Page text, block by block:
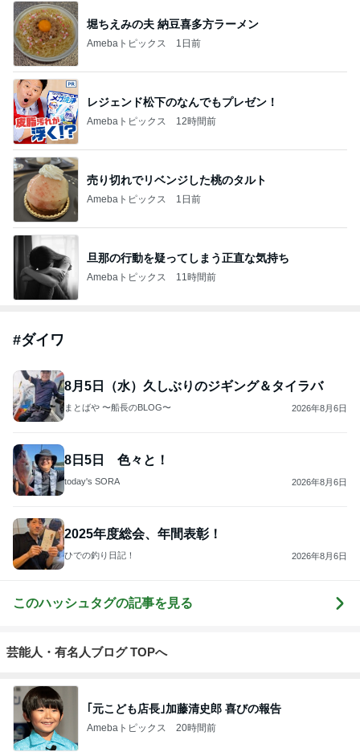
堀ちえみの夫 納豆喜多方ラーメン
Amebaトピックス 1日前
レジェンド松下のなんでもプレゼン！
Amebaトピックス 12時間前
売り切れでリベンジした桃のタルト
Amebaトピックス 1日前
旦那の行動を疑ってしまう正直な気持ち
Amebaトピックス 11時間前
#ダイワ
8月5日（水）久しぶりのジギング＆タイラバ
まとばや 〜船長のBLOG〜 2026年8月6日
8日5日 色々と！
today's SORA 2026年8月6日
2025年度総会、年間表彰！
ひでの釣り日記！ 2026年8月6日
このハッシュタグの記事を見る
芸能人・有名人ブログ TOPへ
｢元こども店長｣加藤清史郎 喜びの報告
Amebaトピックス 20時間前